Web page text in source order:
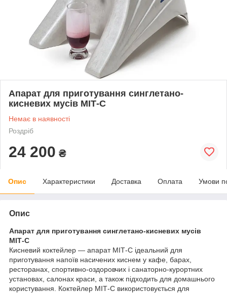
Апарат для приготування синглетано-
кисневих мусів МІТ-С
Немає в наявності
Роздріб
24 200 ₴
Опис Характеристики Доставка Оплата Умови
Опис
Апарат для приготування синглетано-кисневих мусів
МІТ-С
Кисневий коктейлер — апарат МІТ-С ідеальний для
приготування напоїв насичених киснем у кафе, барах,
ресторанах, спортивно-оздоровчих і санаторно-курортних
установах, салонах краси, а також підходить для домашнього
користування. Коктейлер МІТ-С використовується для